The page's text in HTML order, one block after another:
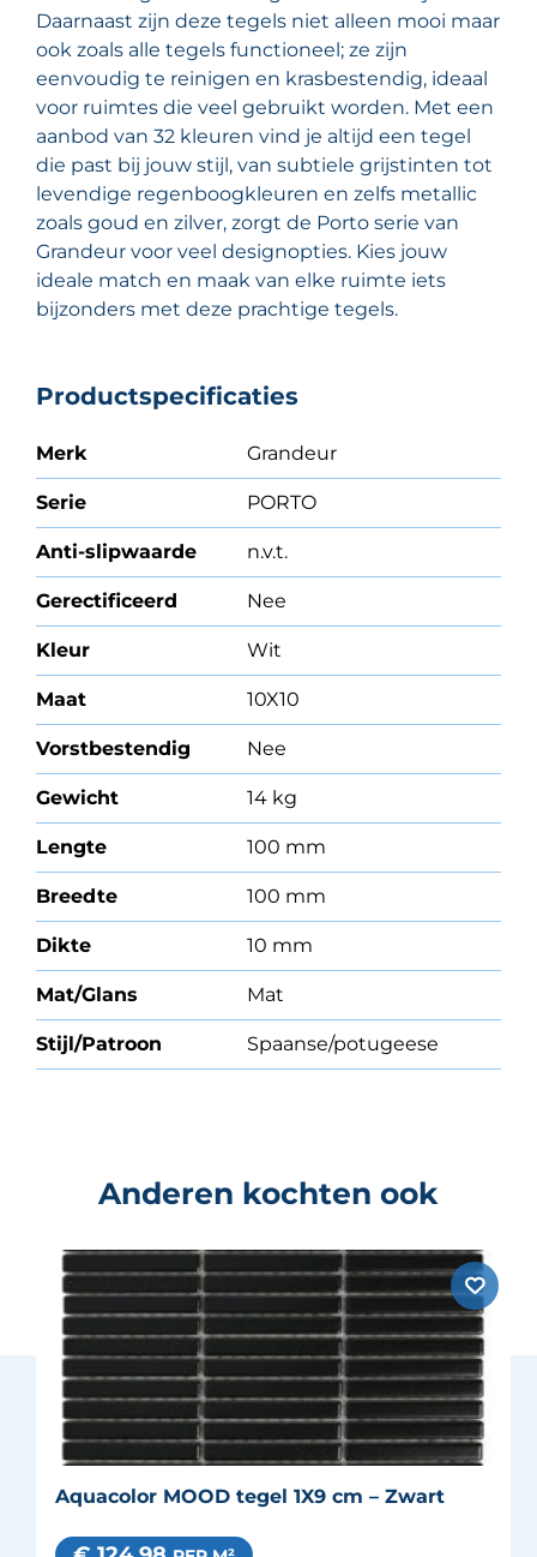
Daarnaast zijn deze tegels niet alleen mooi maar
ook zoals alle tegels functioneel; ze zijn
eenvoudig te reinigen en krasbestendig, ideaal
voor ruimtes die veel gebruikt worden. Met een
aanbod van 32 kleuren vind je altijd een tegel
die past bij jouw stijl, van subtiele grijstinten tot
levendige regenboogkleuren en zelfs metallic
zoals goud en zilver, zorgt de Porto serie van
Grandeur voor veel designopties. Kies jouw
ideale match en maak van elke ruimte iets
bijzonders met deze prachtige tegels.
Productspecificaties
Merk Grandeur
Serie PORTO
Anti-slipwaarde n.v.t.
Gerectificeerd Nee
Kleur Wit
Maat 10X10
Vorstbestendig Nee
Gewicht 14 kg
Lengte 100 mm
Breedte 100 mm
Dikte 10 mm
Mat/Glans Mat
Stijl/Patroon Spaanse/potugeese
Anderen kochten ook
Aquacolor MOOD tegel 1X9 cm – Zwart